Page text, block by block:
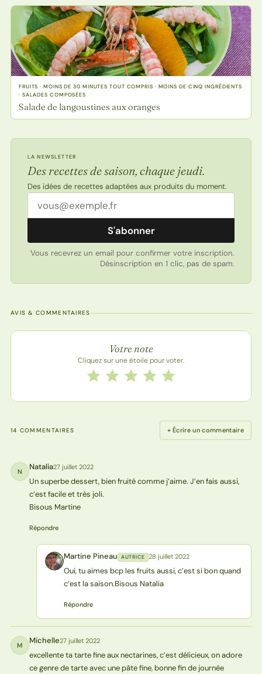
FRUITS · MOINS DE 30 MINUTES TOUT COMPRIS · MOINS DE CINQ INGRÉDIENTS
· SALADES COMPOSÉES
Salade de langoustines aux oranges
LA NEWSLETTER
Des recettes de saison, chaque jeudi.
Des idées de recettes adaptées aux produits du moment.
Adresse email
S'abonner
Vous recevrez un email pour confirmer votre inscription.
Désinscription en 1 clic, pas de spam.
AVIS & COMMENTAIRES
Note de la recette
Votre note
Cliquez sur une étoile pour voter.
Notez cette recette de 1 à 5 étoiles
5 étoiles
4 étoiles
3 étoiles
2 étoiles
1 étoile
14 COMMENTAIRES + Écrire un commentaire
N Natalia27 juillet 2022
Un superbe dessert, bien fruité comme j’aime. J’en fais aussi,
c’est facile et très joli.
Bisous Martine
Répondre
MP Martine Pineau AUTRICE 28 juillet 2022
Oui, tu aimes bcp les fruits aussi, c’est si bon quand
c’est la saison.Bisous Natalia
Répondre
M Michelle27 juillet 2022
excellente ta tarte fine aux nectarines, c’est délicieux, on adore
ce genre de tarte avec une pâte fine, bonne fin de journée